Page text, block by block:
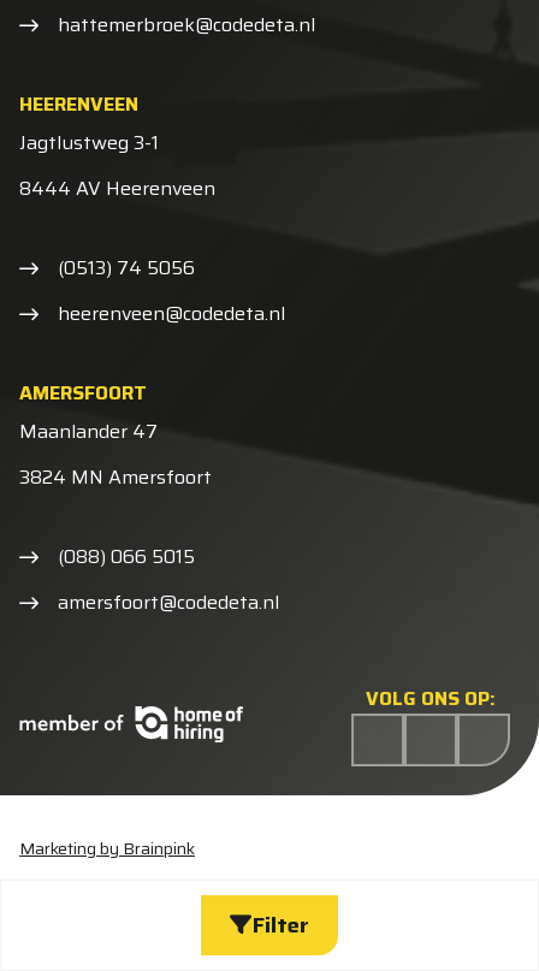
Filter
VOLG ONS OP:
hattemerbroek@codedeta.nl
HEERENVEEN
Jagtlustweg 3-1
8444 AV Heerenveen
(0513) 74 5056
heerenveen@codedeta.nl
AMERSFOORT
Maanlander 47
3824 MN Amersfoort
(088) 066 5015
amersfoort@codedeta.nl
Algemene voorwaarden
Privacyverklaring
Marketing by Brainpink